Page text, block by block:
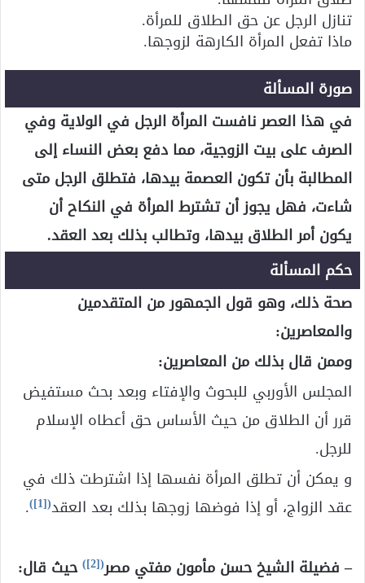
تنازل الرجل عن حق الطلاق للمرأة.
ماذا تفعل المرأة الكارهة لزوجها.
صورة المسألة
في هذا العصر نافست المرأة الرجل في الولاية وفي
الصرف على بيت الزوجية، مما دفع بعض النساء إلى
المطالبة بأن تكون العصمة بيدها، فتطلق الرجل متى
شاءت، فهل يجوز أن تشترط المرأة في النكاح أن
يكون أمر الطلاق بيدها، وتطالب بذلك بعد العقد.
حكم المسألة
صحة ذلك، وهو قول الجمهور من المتقدمين
والمعاصرين:
وممن قال بذلك من المعاصرين:
المجلس الأوربي للبحوث والإفتاء وبعد بحث مستفيض
قرر أن الطلاق من حيث الأساس حق أعطاه الإسلام
للرجل.
و يمكن أن تطلق المرأة نفسها إذا اشترطت ذلك في
عقد الزواج، أو إذا فوضها زوجها بذلك بعد العقد(
[1]
)
.
– فضيلة الشيخ حسن مأمون مفتي مصر(
[2]
) حيث قال: